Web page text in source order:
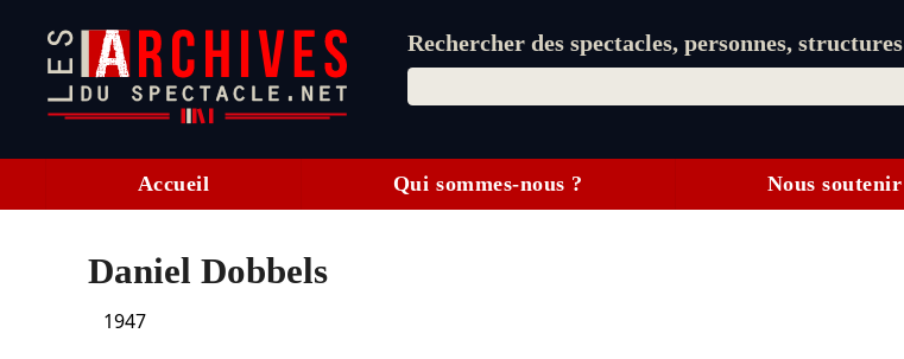
Rechercher des spectacles, personnes, structures
Accueil Qui sommes-nous ? Nous soutenir
Daniel Dobbels
1947